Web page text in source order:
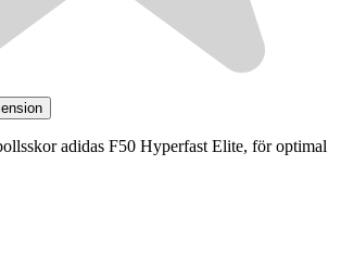
adidas F50 Hyperfast Elite, för optimal